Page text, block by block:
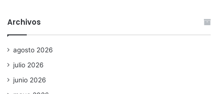
Archivos
agosto 2026
julio 2026
junio 2026